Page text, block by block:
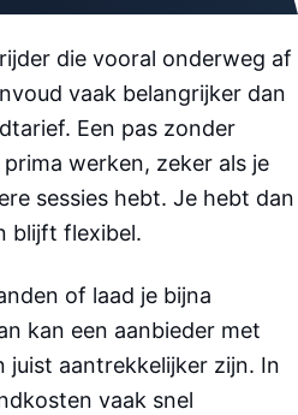
die vooral onderweg af
vaak belangrijker dan
Een pas zonder
werken, zeker als je
sessies hebt. Je hebt dan
blijft flexibel.
of laad je bijna
kan een aanbieder met
juist aantrekkelijker zijn. In
vaak snel